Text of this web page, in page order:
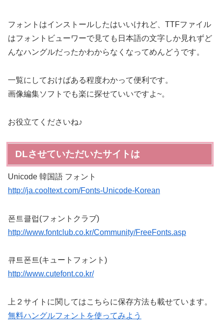
フォントはインストールしたはいいけれど、TTFファイル
はフォントビューワーで見ても日本語の文字しか見れずど
んなハングルだったかわからなくなってめんどうです。
一覧にしておけばある程度わかって便利です。
画像編集ソフトでも楽に探せていいですよ~。
お役立てくださいね♪
DLさせていただいたサイトは
Unicode 韓国語 フォント
http://ja.cooltext.com/Fonts-Unicode-Korean
폰트클럽(フォントクラブ)
http://www.fontclub.co.kr/Community/FreeFonts.asp
큐트폰트(キュートフォント)
http://www.cutefont.co.kr/
上２サイトに関してはこちらに保存方法も載せています。
無料ハングルフォントを使ってみよう